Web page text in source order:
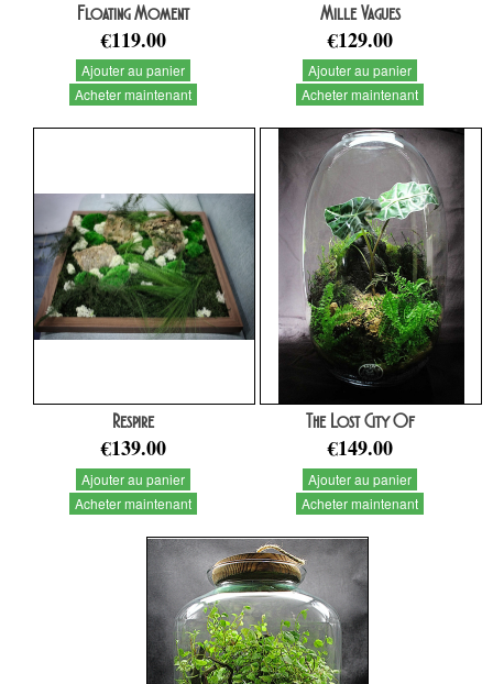
Floating Moment
€119.00
Ajouter au panier
Acheter maintenant
Mille Vagues
€129.00
Ajouter au panier
Acheter maintenant
Respire
€139.00
Ajouter au panier
Acheter maintenant
The Lost City Of
€149.00
Ajouter au panier
Acheter maintenant